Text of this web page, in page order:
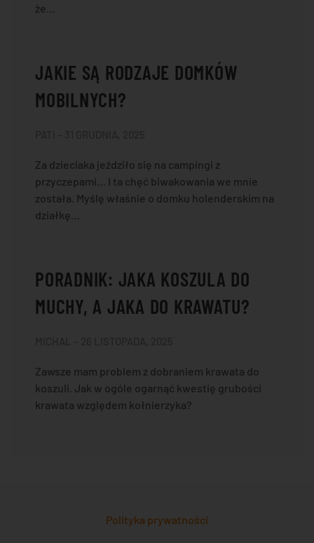
że…
JAKIE SĄ RODZAJE DOMKÓW
MOBILNYCH?
Za dzieciaka jeździło się na campingi z
przyczepami… I ta chęć biwakowania we mnie
została. Myślę właśnie o domku holenderskim na
działkę…
PORADNIK: JAKA KOSZULA DO
MUCHY, A JAKA DO KRAWATU?
Zawsze mam problem z dobraniem krawata do
koszuli. Jak w ogóle ogarnąć kwestię grubości
krawata względem kołnierzyka?
Polityka prywatności